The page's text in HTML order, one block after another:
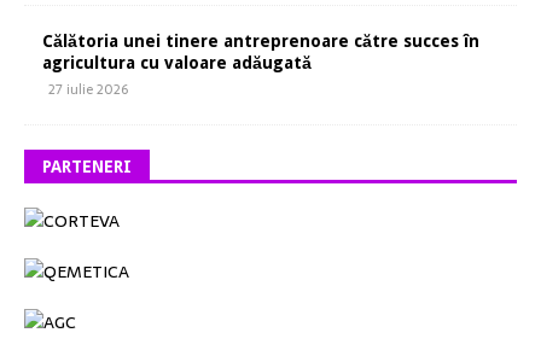
Călătoria unei tinere antreprenoare către succes în
agricultura cu valoare adăugată
27 iulie 2026
PARTENERI